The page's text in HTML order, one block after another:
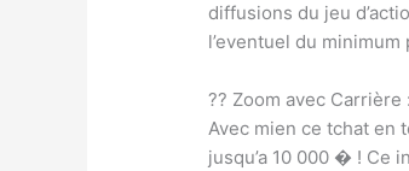
diffusions du jeu
l’eventuel du
?? Zoom avec Carrière :
Avec mien ce tchat en
jusqu’a 10 000 � ! Ce